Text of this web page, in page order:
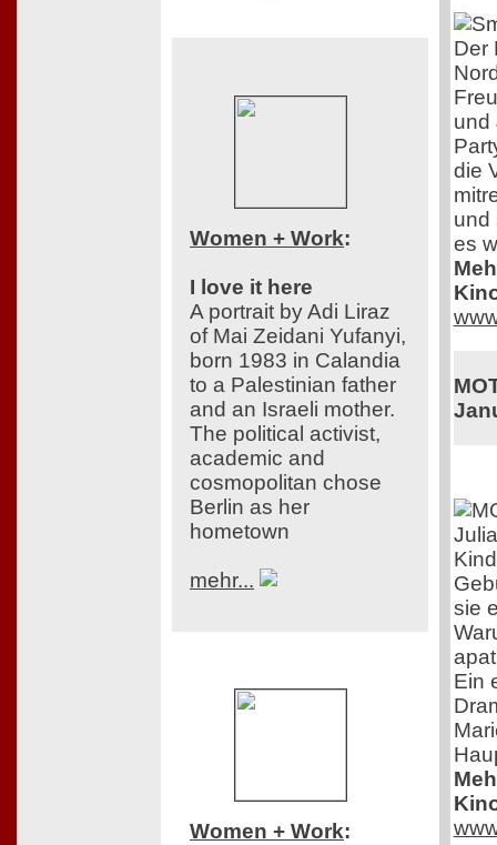
Women + Work:
I love it here
A portrait by Adi Liraz
of Mai Zeidani Yufanyi,
born 1983 in Calandia
to a Palestinian father
and an Israeli mother.
The political activist,
academic and
cosmopolitan chose
Berlin as her
hometown
mehr...
Women + Work:
Der
und
die
und
es
sie
Ein